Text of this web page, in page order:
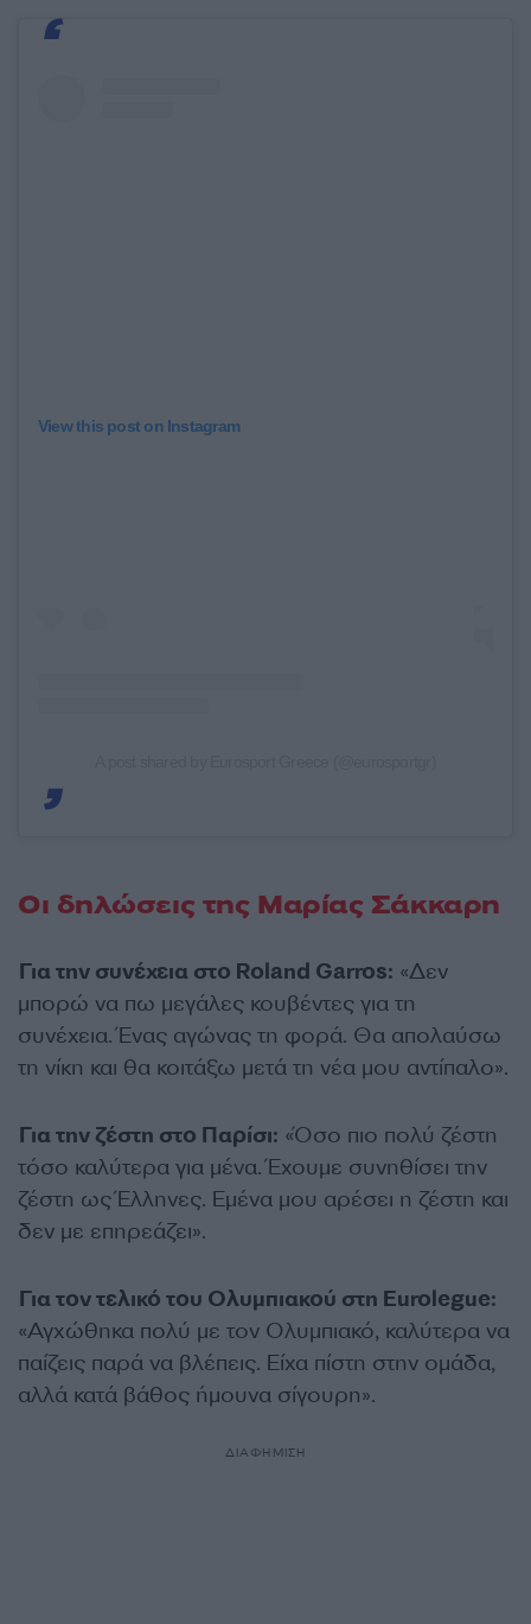
View this post on Instagram
Οι δηλώσεις της Μαρίας Σάκκαρη
Για την συνέχεια στο Roland Garros: «Δεν
μπορώ να πω μεγάλες κουβέντες για τη
συνέχεια. Ένας αγώνας τη φορά. Θα απολαύσω
τη νίκη και θα κοιτάξω μετά τη νέα μου αντίπαλο».
Για την ζέστη στο Παρίσι: «Όσο πιο πολύ ζέστη
τόσο καλύτερα για μένα. Έχουμε συνηθίσει την
ζέστη ως Έλληνες. Εμένα μου αρέσει η ζέστη και
δεν με επηρεάζει».
Για τον τελικό του Ολυμπιακού στη Eurolegue:
«Αγχώθηκα πολύ με τον Ολυμπιακό, καλύτερα να
παίζεις παρά να βλέπεις. Είχα πίστη στην ομάδα,
αλλά κατά βάθος ήμουνα σίγουρη».
ΔΙΑΦΗΜΙΣΗ